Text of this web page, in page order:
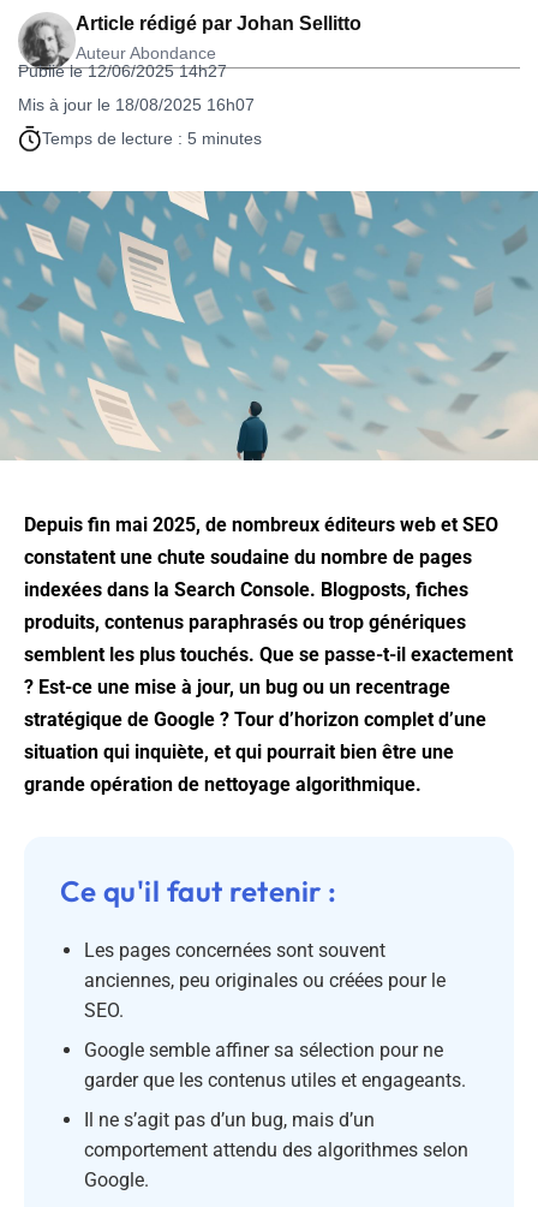
Article rédigé par Johan Sellitto
Auteur Abondance
Publié le 12/06/2025 14h27
Mis à jour le 18/08/2025 16h07
Temps de lecture : 5 minutes
Depuis fin mai 2025, de nombreux éditeurs web et SEO
constatent une chute soudaine du nombre de pages
indexées dans la Search Console. Blogposts, fiches
produits, contenus paraphrasés ou trop génériques
semblent les plus touchés. Que se passe-t-il exactement
? Est-ce une mise à jour, un bug ou un recentrage
stratégique de Google ? Tour d’horizon complet d’une
situation qui inquiète, et qui pourrait bien être une
grande opération de nettoyage algorithmique.
Ce qu'il faut retenir :
Les pages concernées sont souvent
anciennes, peu originales ou créées pour le
SEO.
Google semble affiner sa sélection pour ne
garder que les contenus utiles et engageants.
Il ne s’agit pas d’un bug, mais d’un
comportement attendu des algorithmes selon
Google.